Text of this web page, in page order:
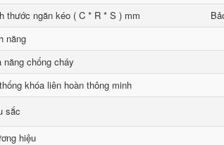
thước ngăn kéo ( C * R * S ) mm
năng
năng chống cháy
khóa liên hoàn thông minh
sắc
hiệu